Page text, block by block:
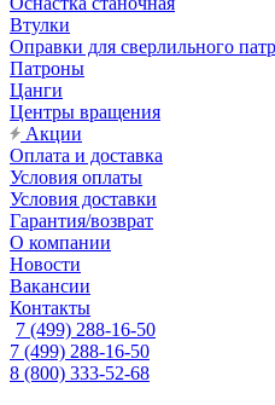
Втулки
Оправки для сверлильного
Патроны
Цанги
Центры вращения
Акции
Оплата и доставка
Условия оплаты
Условия доставки
Гарантия/возврат
О компании
Новости
Вакансии
Контакты
7 (499) 288-16-50
7 (499) 288-16-50
8 (800) 333-52-68